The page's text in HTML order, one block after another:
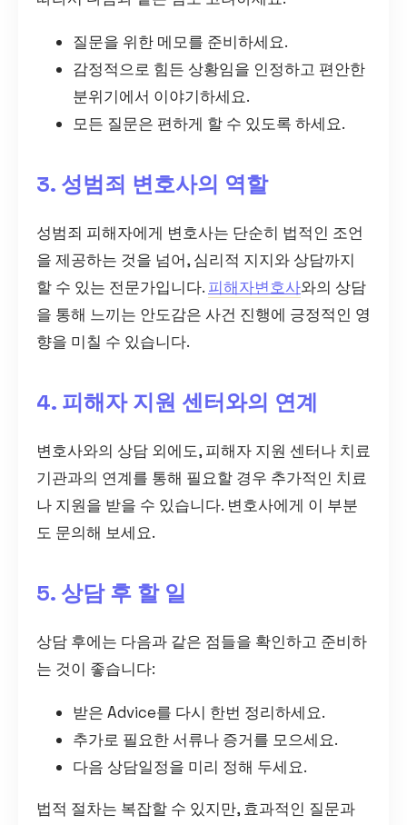
질문을 위한 메모를 준비하세요.
감정적으로 힘든 상황임을 인정하고 편안한
분위기에서 이야기하세요.
모든 질문은 편하게 할 수 있도록 하세요.
3. 성범죄 변호사의 역할
성범죄 피해자에게 변호사는 단순히 법적인 조언
을 제공하는 것을 넘어, 심리적 지지와 상담까지
할 수 있는 전문가입니다. 피해자변호사와의 상담
을 통해 느끼는 안도감은 사건 진행에 긍정적인 영
향을 미칠 수 있습니다.
4. 피해자 지원 센터와의 연계
변호사와의 상담 외에도, 피해자 지원 센터나 치료
기관과의 연계를 통해 필요할 경우 추가적인 치료
나 지원을 받을 수 있습니다. 변호사에게 이 부분
도 문의해 보세요.
5. 상담 후 할 일
상담 후에는 다음과 같은 점들을 확인하고 준비하
는 것이 좋습니다:
받은 Advice를 다시 한번 정리하세요.
추가로 필요한 서류나 증거를 모으세요.
다음 상담일정을 미리 정해 두세요.
법적 절차는 복잡할 수 있지만, 효과적인 질문과